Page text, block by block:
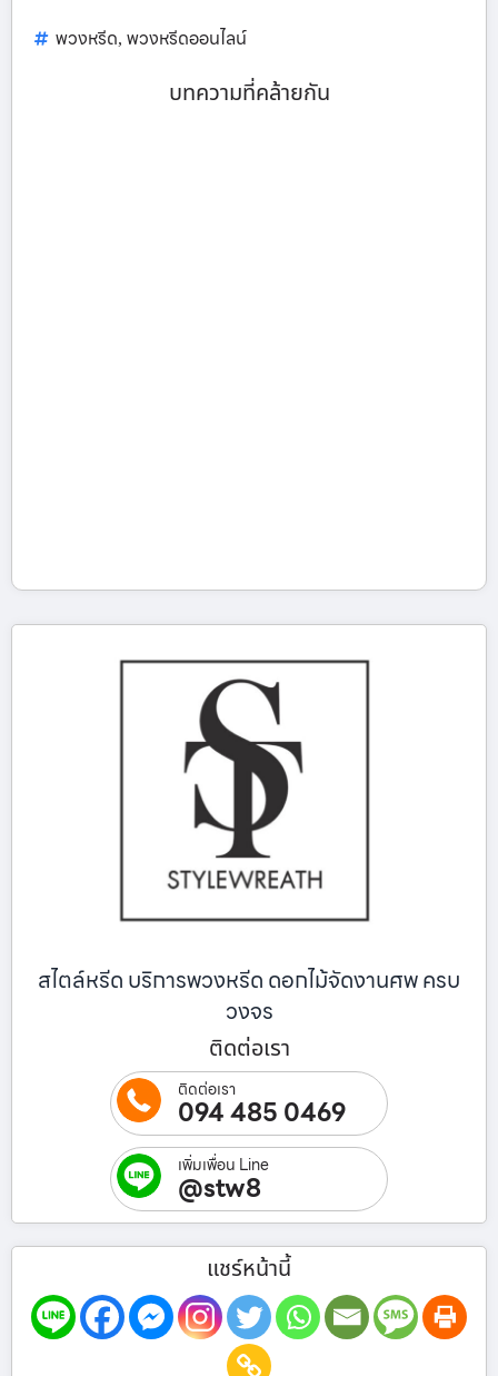
พวงหรีด, พวงหรีดออนไลน์
บทความที่คล้ายกัน
สไตล์หรีด บริการพวงหรีด ดอกไม้จัดงานศพ ครบ
วงจร
ติดต่อเรา
ติดต่อเรา
094 485 0469
เพิ่มเพื่อน Line
@stw8
แชร์หน้านี้